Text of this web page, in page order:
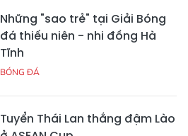
Những "sao trẻ" tại Giải Bóng
đá thiếu niên - nhi đồng Hà
Tĩnh
BÓNG ĐÁ
Tuyển Thái Lan thắng đậm Lào